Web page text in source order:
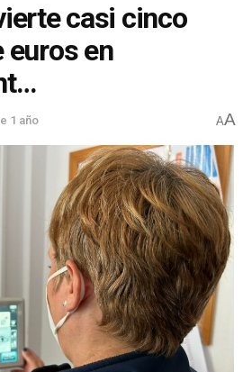
casi cinco
euros en
1 año AA